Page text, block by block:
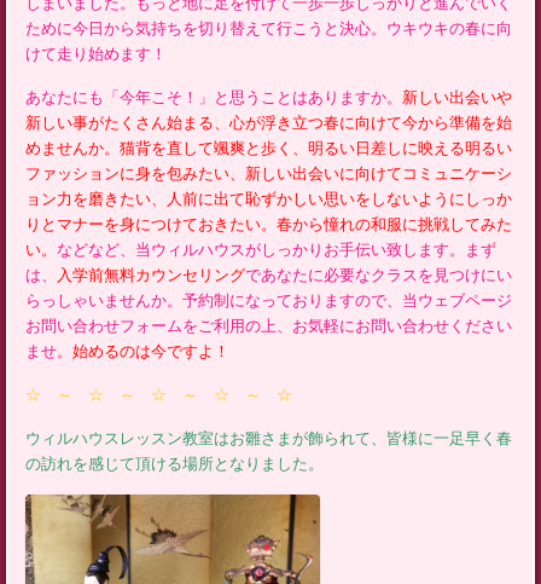
ために今日から気持ちを切り替えて行こうと決心。ウキウキの春に向
けて走り始めます！
あなたにも「今年こそ！」と思うことはありますか。 新しい出会いや
新しい事がたくさん始まる、心が浮き立つ春に向けて今から準備を始
めませんか。猫背を直して颯爽と歩く、明るい日差しに映える明るい
ファッションに身を包みたい、新しい出会いに向けてコミュニケーシ
ョン力を磨きたい、人前に出て恥ずかしい思いをしないようにしっか
りとマナーを身につけておきたい。春から憧れの和服に挑戦してみた
い。 などなど、当ウィルハウスがしっかりお手伝い致します。まず
は、
入学前無料カウンセリングであなたに必要なクラスを見つけにい
らっしゃいませんか。予約制になっておりますので、当ウェブページ
お問い合わせフォームをご利用の上、お気軽にお問い合わせください
ませ。始めるのは今ですよ！
☆ ～ ☆ ～ ☆ ～ ☆ ～ ☆
ウィルハウスレッスン教室はお雛さまが飾られて、皆様に一足早く春
の訪れを感じて頂ける場所となりました。